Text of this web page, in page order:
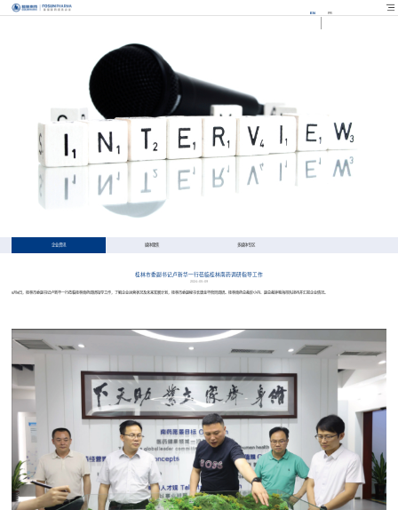
EN FR
企业资讯 媒体聚焦 多媒体专区
桂林市委副书记卢新华一行莅临桂林南药调研指导工作
2024-05-09
5月9日，桂林市委副书记卢新华一行莅临桂林南药调研指导工作，了解企业运营状况及未来发展计划，桂林市委副秘书长唐金华陪同调研。桂林南药总裁彭小丹、副总裁钟喻海带队接待并汇报企业情况。